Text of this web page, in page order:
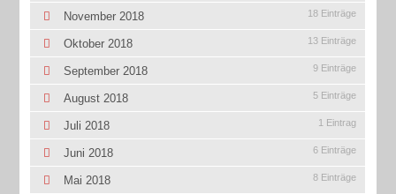
November 2018 18 Einträge
Oktober 2018 13 Einträge
September 2018 9 Einträge
August 2018 5 Einträge
Juli 2018 1 Eintrag
Juni 2018 6 Einträge
Mai 2018 8 Einträge